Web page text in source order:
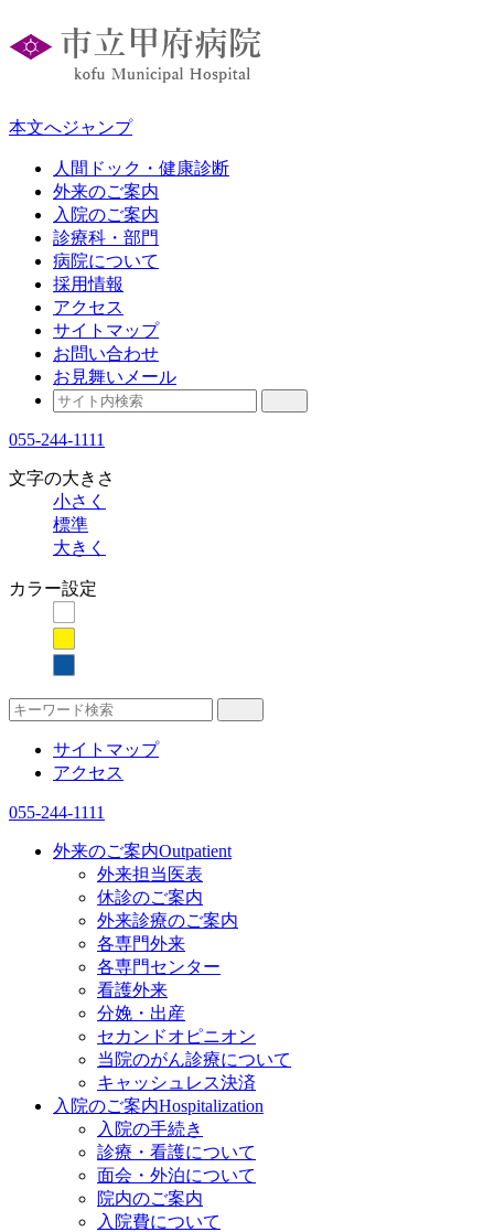
本文へジャンプ
人間ドック・健康診断
外来のご案内
入院のご案内
診療科・部門
病院について
採用情報
アクセス
サイトマップ
お問い合わせ
お見舞いメール
055-244-1111
文字の大きさ
小さく
標準
大きく
カラー設定
サイトマップ
アクセス
055-244-1111
外来のご案内Outpatient
外来担当医表
休診のご案内
外来診療のご案内
各専門外来
各専門センター
看護外来
分娩・出産
セカンドオピニオン
当院のがん診療について
キャッシュレス決済
入院のご案内Hospitalization
入院の手続き
診療・看護について
面会・外泊について
院内のご案内
入院費について